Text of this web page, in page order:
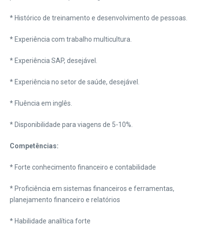
* Histórico de treinamento e desenvolvimento de pessoas.
* Experiência com trabalho multicultura.
* Experiência SAP, desejável.
* Experiência no setor de saúde, desejável.
* Fluência em inglês.
* Disponibilidade para viagens de 5-10%.
Competências:
* Forte conhecimento financeiro e contabilidade
* Proficiência em sistemas financeiros e ferramentas,
planejamento financeiro e relatórios
* Habilidade analítica forte